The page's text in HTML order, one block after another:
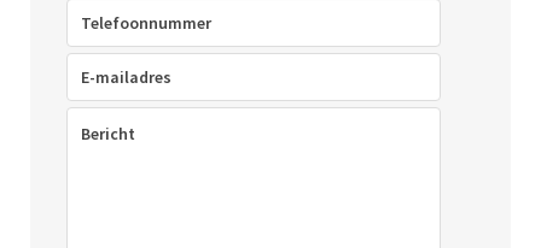
Telefoon
mailadres(Vereist)